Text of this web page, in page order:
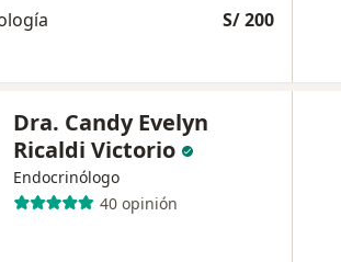
S/ 200
Dra. Candy Evelyn
Ricaldi Victorio
Endocrinólogo
40 opinión